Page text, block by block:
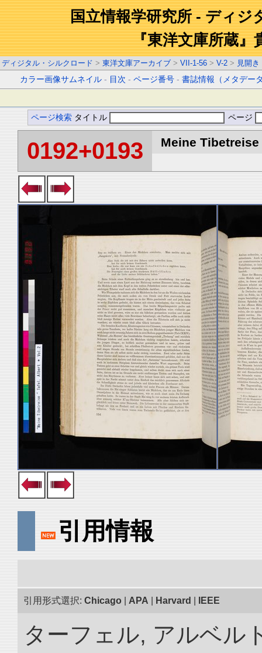
国立情報学研究所 - ディジ
『東洋文庫所蔵』
ディジタル・シルクロード > 東洋文庫アーカイブ > VII-1-56 > V-2 > 見開き
カラー画像サムネイル - 目次 -ページ番号 -書誌情報（メタデー
ページ検索 タイトル ページ
0192+0193 Meine
引用情報
引用形式選択: Chicago APA Harvard IEEE
ターフェル, アルベル